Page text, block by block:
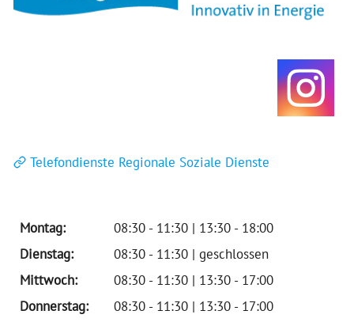
Telefondienste Regionale Soziale Dienste
Montag:
08:30 - 11:30 | 13:30 - 18:00
Dienstag:
08:30 - 11:30 | geschlossen
Mittwoch:
08:30 - 11:30 | 13:30 - 17:00
Donnerstag:
08:30 - 11:30 | 13:30 - 17:00